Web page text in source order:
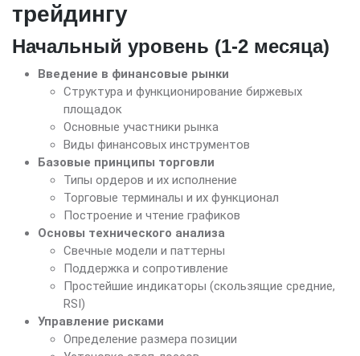
трейдингу
Начальный уровень (1-2 месяца)
Введение в финансовые рынки
Структура и функционирование биржевых
площадок
Основные участники рынка
Виды финансовых инструментов
Базовые принципы торговли
Типы ордеров и их исполнение
Торговые терминалы и их функционал
Построение и чтение графиков
Основы технического анализа
Свечные модели и паттерны
Поддержка и сопротивление
Простейшие индикаторы (скользящие средние,
RSI)
Управление рисками
Определение размера позиции